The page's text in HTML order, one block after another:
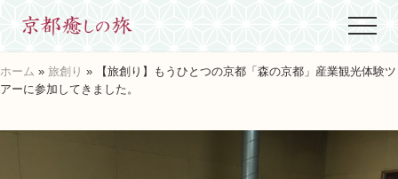
main
content
primary
sidebar
footer
世
界
に
た
Menu
ホーム » 旅創り » 【旅創り】もうひとつの京都「森の京都」産業観光体験ツ
アーに参加してきました。